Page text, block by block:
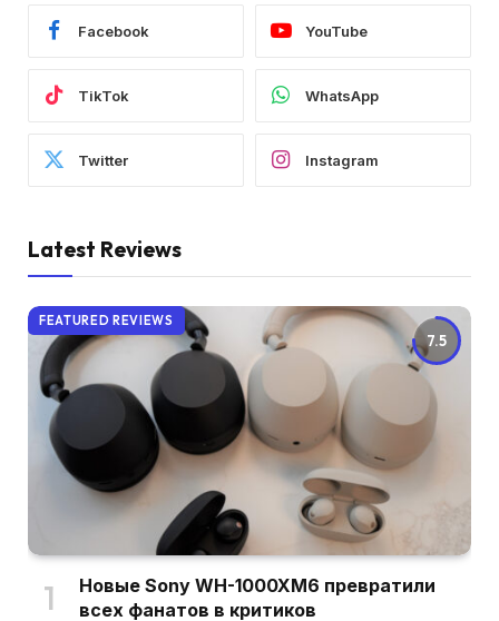
Facebook YouTube
TikTok WhatsApp
Twitter Instagram
Latest Reviews
7.5
FEATURED REVIEWS
Новые Sony WH-1000XM6 превратили
всех фанатов в критиков